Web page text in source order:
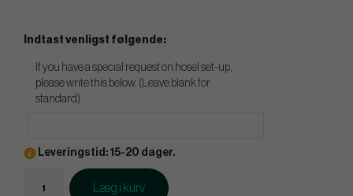
Indtast venligst følgende:
If you have a special request on hosel set-up,
please write this below. (Leave blank for
standard)
Leveringstid: 15-20 dager.
Læg i kurv